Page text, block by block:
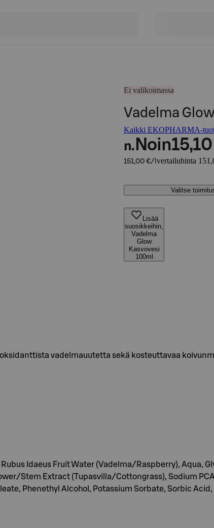
Ei valikoimassa
Vadelma
Kaikki EKOPHARMA-
n. Noin
151,00 €/l vertailuhinta
Valitse
Lisää
suosikkeihin,
Vadelma
Glow
Kasvovesi
100ml
vadelmauutetta sekä kosteuttavaa
Idaeus Fruit Water (Vadelma/Raspberry), Aqua,
Stem Extract (Tupasvilla/Cottongrass), Sodium
Phenethyl Alcohol, Potassium Sorbate, Sorbic